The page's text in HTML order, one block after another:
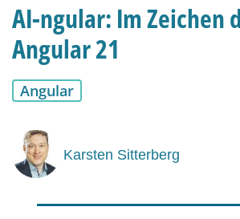
AI-ngular: Im Zeichen
Angular 21
Angular
Karsten Sitterberg